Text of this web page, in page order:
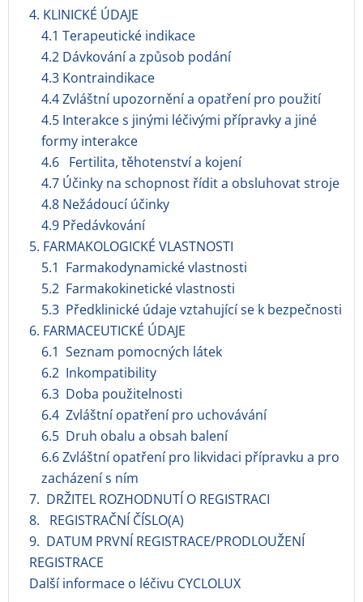
4. KLINICKÉ ÚDAJE
4.1 Terapeutické indikace
4.2 Dávkování a způsob podání
4.3 Kontraindikace
4.4 Zvláštní upozornění a opatření pro použití
4.5 Interakce s jinými léčivými přípravky a jiné
formy interakce
4.6 Fertilita, těhotenství a kojení
4.7 Účinky na schopnost řídit a obsluhovat stroje
4.8 Nežádoucí účinky
4.9 Předávkování
5. FARMAKOLOGICKÉ VLASTNOSTI
5.1 Farmakodynamické vlastnosti
5.2 Farmakokinetické vlastnosti
5.3 Předklinické údaje vztahující se k bezpečnosti
6. FARMACEUTICKÉ ÚDAJE
6.1 Seznam pomocných látek
6.2 Inkompatibility
6.3 Doba použitelnosti
6.4 Zvláštní opatření pro uchovávání
6.5 Druh obalu a obsah balení
6.6 Zvláštní opatření pro likvidaci přípravku a pro
zacházení s ním
7. DRŽITEL ROZHODNUTÍ O REGISTRACI
8. REGISTRAČNÍ ČÍSLO(A)
9. DATUM PRVNÍ REGISTRACE/PRODLOUŽENÍ
REGISTRACE
Další informace o léčivu CYCLOLUX